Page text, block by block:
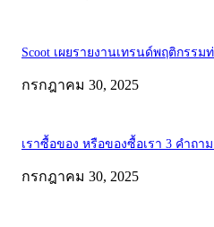
Scoot เผยรายงานเทรนด์พฤติกรรม
กรกฎาคม 30, 2025
เราซื้อของ หรือของซื้อเรา 3 คำถา
กรกฎาคม 30, 2025